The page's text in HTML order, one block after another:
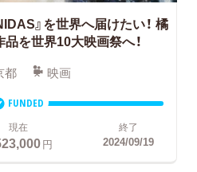
』を世界へ届けたい！ 橘
を世界10大映画祭へ！
都 映画
FUNDED
現在
円
終了
2024/09/19